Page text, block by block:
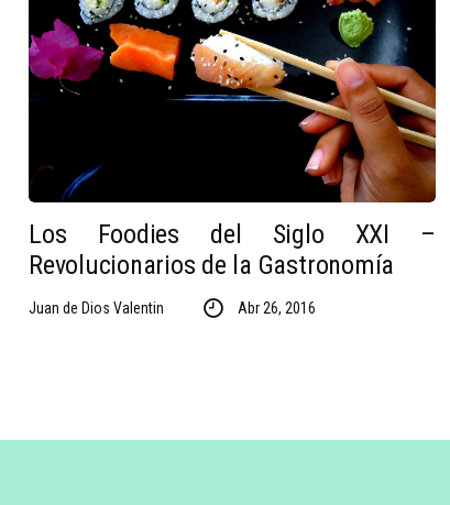
Los Foodies del Siglo XXI –
Revolucionarios de la Gastronomía
Juan de Dios Valentin Abr 26, 2016